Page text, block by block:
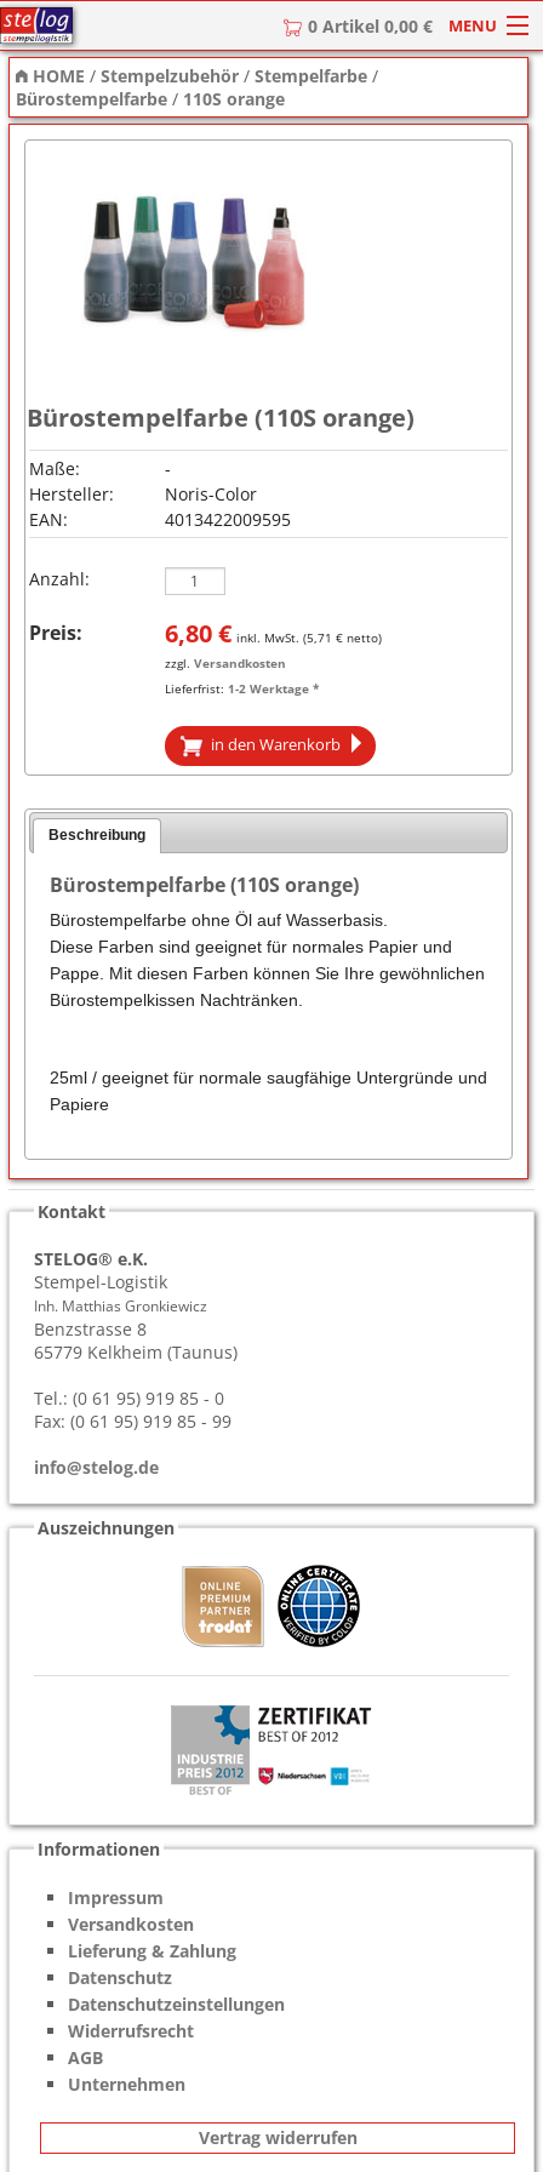
0 Artikel 0,00 € MENU
HOME
Stempel
Stempelzubehör
HOME /Stempelzubehör /Stempelfarbe /
Bürostempelfarbe / 110S orange
Bürostempelfarbe (110S orange)
Maße:
-
Hersteller:
Noris-Color
EAN:
4013422009595
Anzahl:
Preis: 6,80€ inkl. MwSt. (5,71 € netto)
zzgl. Versandkosten
Lieferfrist: 1-2 Werktage *
in den Warenkorb
Beschreibung
Bürostempelfarbe (110S orange)
Bürostempelfarbe ohne Öl auf Wasserbasis.
Diese Farben sind geeignet für normales Papier und
Pappe. Mit diesen Farben können Sie Ihre gewöhnlichen
Bürostempelkissen Nachtränken.
25ml / geeignet für normale saugfähige Untergründe und
Papiere
Kontakt
STELOG® e.K.
Stempel-Logistik
Inh. Matthias Gronkiewicz
Benzstrasse 8
65779 Kelkheim (Taunus)
Tel.: (0 61 95) 919 85 - 0
Fax: (0 61 95) 919 85 - 99
info@stelog.de
Auszeichnungen
Informationen
Impressum
Versandkosten
Lieferung & Zahlung
Datenschutz
Datenschutzeinstellungen
Widerrufsrecht
AGB
Unternehmen
Vertrag widerrufen